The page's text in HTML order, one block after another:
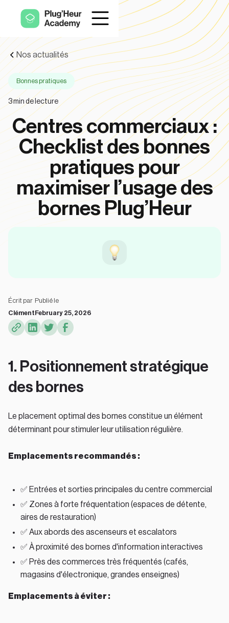
Nos actualités
Bonnes pratiques
3min de lecture
Centres commerciaux :
Checklist des bonnes
pratiques pour
maximiser l’usage des
bornes Plug’Heur
Écrit par
Clément
Publié le
February 25, 2026
1. Positionnement stratégique
des bornes
Le placement optimal des bornes constitue un élément
déterminant pour stimuler leur utilisation régulière.
Emplacements recommandés :
✅ Entrées et sorties principales du centre commercial
✅ Zones à forte fréquentation (espaces de détente,
aires de restauration)
✅ Aux abords des ascenseurs et escalators
✅ À proximité des bornes d'information interactives
✅ Près des commerces très fréquentés (cafés,
magasins d'électronique, grandes enseignes)
Emplacements à éviter :